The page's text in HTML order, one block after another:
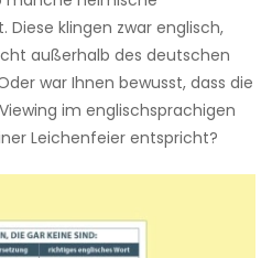
klingen zwar englisch,
außerhalb des deutschen
war Ihnen bewusst, dass die
im englischsprachigen
Leichenfeier entspricht?